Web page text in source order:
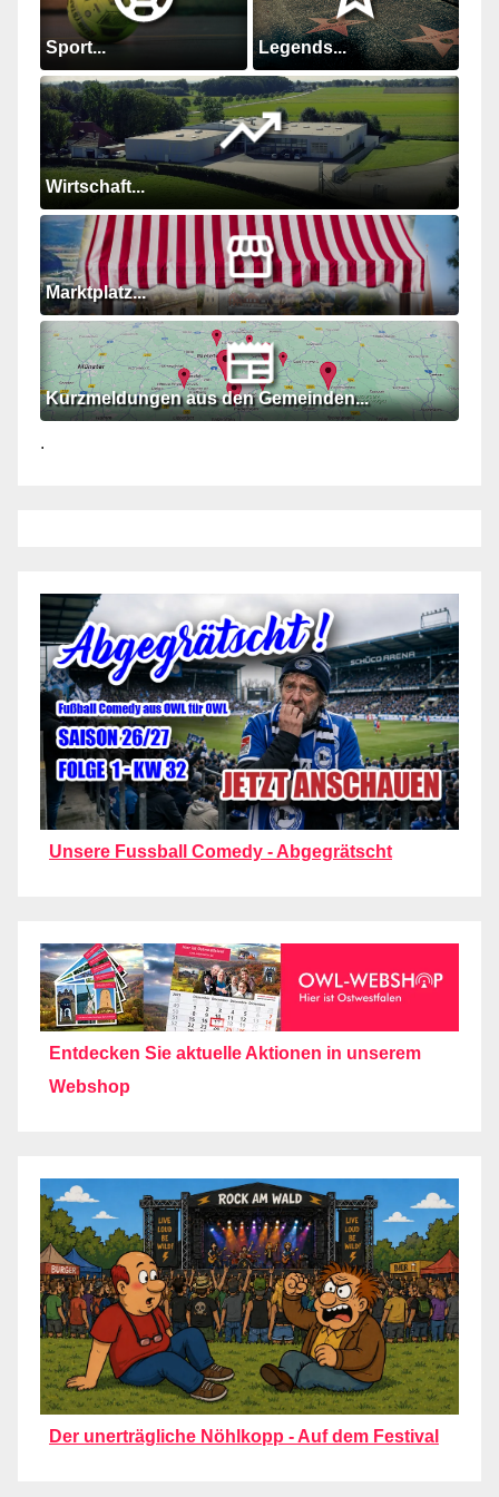
Sport... Legends...
Wirtschaft...
Marktplatz...
Kurzmeldungen aus den Gemeinden...
.
Unsere Fussball Comedy - Abgegrätscht
Entdecken Sie aktuelle Aktionen in unserem
Webshop
Der unerträgliche Nöhlkopp - Auf dem Festival